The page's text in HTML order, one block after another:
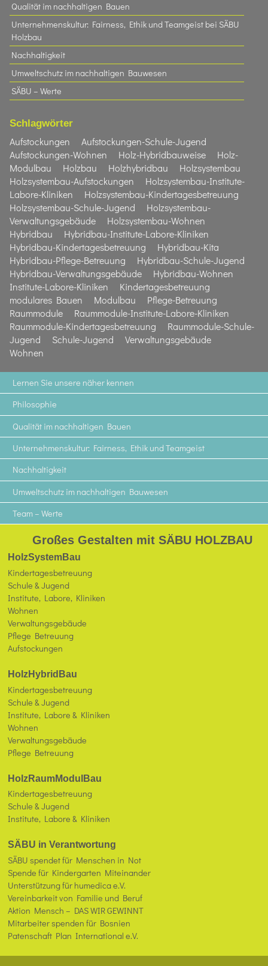
Qualität im nachhaltigen Bauen
Unternehmenskultur: Fairness, Ethik und Teamgeist bei SÄBU
Holzbau​
Nachhaltigkeit
Umweltschutz im nachhaltigen Bauwesen
SÄBU – Werte
Schlagwörter
Aufstockungen
Aufstockungen-Schule-Jugend
Aufstockungen-Wohnen
Holz-Hybridbauweise
Holz-
Modulbau
Holzbau Holzhybridbau
Holzsystembau
Holzsystembau-Aufstockungen
Holzsystembau-Institute-
Labore-Kliniken
Holzsystembau-Kindertagesbetreuung
Holzsystembau-Schule-Jugend
Holzsystembau-
Verwaltungsgebäude
Holzsystembau-Wohnen
Hybridbau
Hybridbau-Institute-Labore-Kliniken
Hybridbau-Kindertagesbetreuung
Hybridbau-Kita
Hybridbau-Pflege-Betreuung
Hybridbau-Schule-Jugend
Hybridbau-Verwaltungsgebäude
Hybridbau-Wohnen
Institute-Labore-Kliniken
Kindertagesbetreuung
modulares Bauen
Modulbau
Pflege-Betreuung
Raummodule
Raummodule-Institute-Labore-Kliniken
Raummodule-Kindertagesbetreuung
Raummodule-Schule-
Jugend
Schule-Jugend
Verwaltungsgebäude
Wohnen
Lernen Sie unsere näher kennen
Philosophie
Qualität im nachhaltigen Bauen
Unternehmenskultur: Fairness, Ethik und Teamgeist
Nachhaltigkeit
Umweltschutz im nachhaltigen Bauwesen
Team – Werte
Großes Gestalten mit SÄBU HOLZBAU
HolzSystemBau
Kindertagesbetreuung
Schule & Jugend
Institute, Labore, Kliniken
Wohnen
Verwaltungsgebäude
Pflege Betreuung
Aufstockungen
HolzHybridBau
Kindertagesbetreuung
Schule & Jugend
Institute, Labore & Kliniken
Wohnen
Verwaltungsgebäude
Pflege Betreuung
HolzRaumModulBau
Kindertagesbetreuung
Schule & Jugend
Institute, Labore & Kliniken
SÄBU in Verantwortung
SÄBU spendet für Menschen in Not
Spende für Kindergarten Miteinander
Unterstützung für humedica e.V.
Vereinbarkeit von Familie und Beruf
Aktion Mensch – DAS WIR GEWINNT
Mitarbeiter spenden für Bosnien
Patenschaft Plan International e.V.